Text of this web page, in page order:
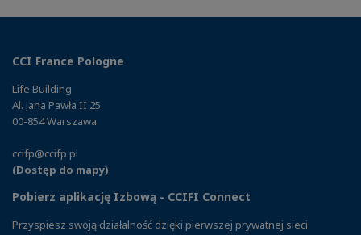
CCI France Pologne
Life Building
Al. Jana Pawła II 25
00-854 Warszawa
ccifp@ccifp.pl
(Dostęp do mapy)
Pobierz aplikację Izbową - CCIFI Connect
Przyspiesz swoją działalność dzięki pierwszej prywatnej sieci